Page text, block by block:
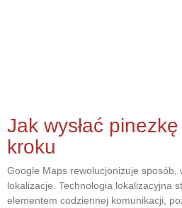
Jak wysłać
kroku
Google Maps rewolucjonizuje sposób,
lokalizacje. Technologia lokalizacyjna
elementem codziennej komunikacji,